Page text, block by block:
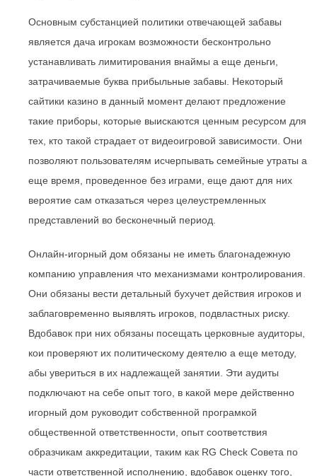
Основным субстанцией политики отвечающей забавы
является дача игрокам возможности бесконтрольно
устанавливать лимитирования внаймы а еще деньги,
затрачиваемые буква прибыльные забавы. Некоторый
сайтики казино в данный момент делают предложение
такие приборы, которые выискаются ценным ресурсом для
тех, кто такой страдает от видеоигровой зависимости. Они
позволяют пользователям исчерпывать семейные утраты а
еще время, проведенное без играми, еще дают для них
вероятие сам отказаться через целеустремленных
представлений во бесконечный период.
Онлайн-игорный дом обязаны не иметь благонадежную
компанию управления что механизмами контролирования.
Они обязаны вести детальный бухучет действия игроков и
заблаговременно выявлять игроков, подвластных риску.
Вдобавок при них обязаны посещать церковные аудиторы,
кои проверяют их политическому деятелю а еще методу,
абы увериться в их надлежащей занятии. Эти аудиты
подключают на себе опыт того, в какой мере действенно
игорный дом руководит собственной програмкой
общественной ответственности, опыт соответствия
образчикам аккредитации, таким как RG Check Совета по
части ответственной исполнению, вдобавок оценку того,